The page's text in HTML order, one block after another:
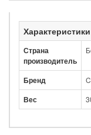
Страна
производитель
Бренд
Вес